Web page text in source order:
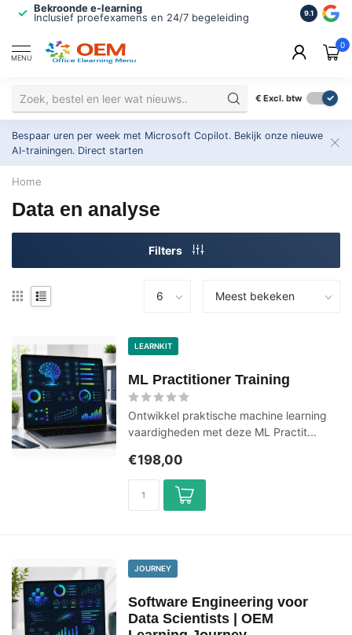
Bekroonde e-learning
Inclusief proefexamens en 24/7 begeleiding
ISO
2.500+
9.1
MENU
0
€ Excl. btw
Bespaar uren per week met Microsoft Copilot. Bekijk onze nieuwe
AI-trainingen. Direct starten
Home
Data en analyse
Filters
LEARNKIT
ML Practitioner Training
Ontwikkel praktische machine learning
vaardigheden met deze ML Practit...
€198,00
JOURNEY
Software Engineering voor
Data Scientists | OEM